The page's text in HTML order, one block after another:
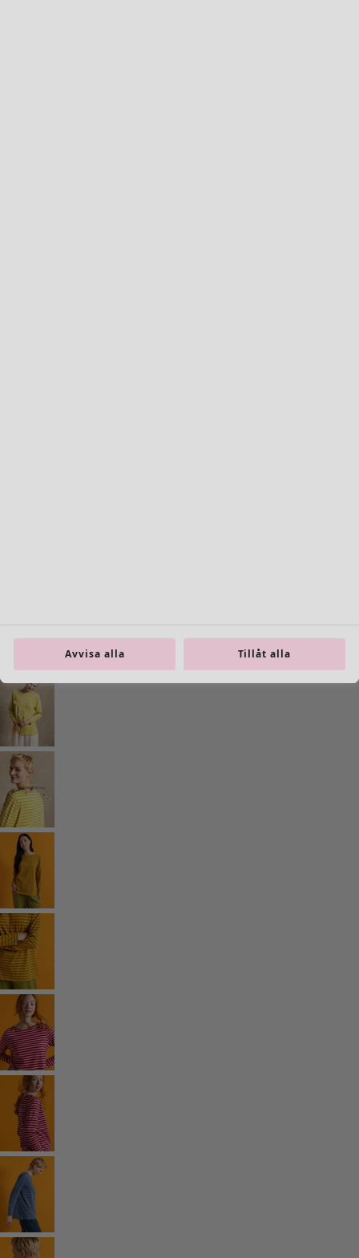
Inredning
Nyheter
All inredning
Gardiner
Kuddar & kuddfodral
Mattor
Frotté
Böcker
Tidigare favoriter
Rum
Badrum
Vardagsrum
Kök & matplats
Shoppa stilen
Klassisk och allmoge inredning
Avvisa alla Tillåt alla